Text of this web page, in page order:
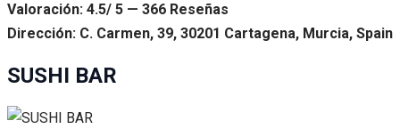
Valoración: 4.5/ 5 — 366 Reseñas
Dirección: C. Carmen, 39, 30201 Cartagena, Murcia, Spain
SUSHI BAR